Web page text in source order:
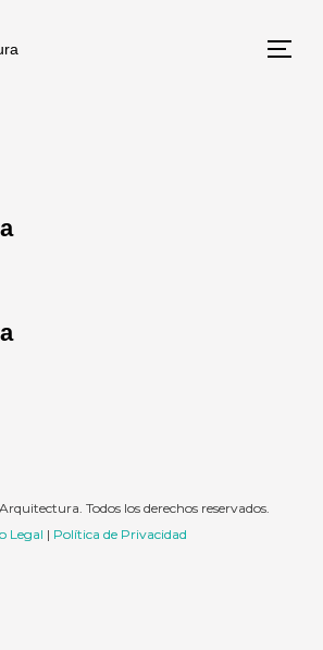
Todos los derechos reservados.
Legal | Política de Privacidad